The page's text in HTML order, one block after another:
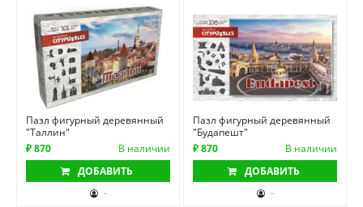
Пазл фигурный деревянный
"Таллин"
₽ 870
В наличии
ДОБАВИТЬ
-
Пазл фигурный деревянный
"Будапешт"
₽ 870
В наличии
ДОБАВИТЬ
-